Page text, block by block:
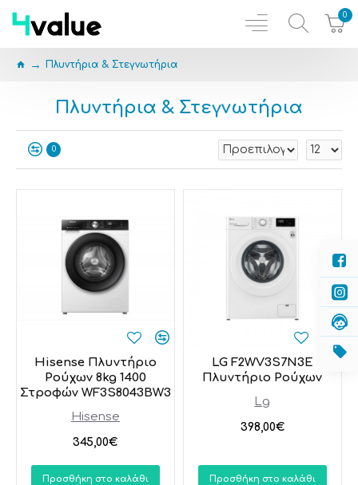
0
Πλυντήρια & Στεγνωτήρια
Πλυντήρια & Στεγνωτήρια
0
Hisense
Hisense Πλυντήριο
Ρούχων 8kg 1400
Στροφών WF3S8043BW3
345,00€
Προσθήκη στο καλάθι
Lg
LG F2WV3S7N3E
Πλυντήριο Ρούχων
398,00€
Προσθήκη στο καλάθι